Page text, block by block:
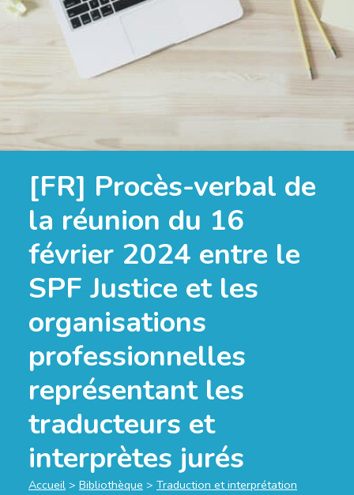
[FR] Procès-verbal de
la réunion du 16
février 2024 entre le
SPF Justice et les
organisations
professionnelles
représentant les
traducteurs et
interprètes jurés
Accueil > Bibliothèque > Traduction et interprétation